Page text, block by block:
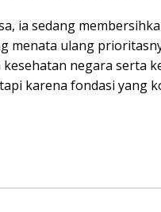
ia sedang
menata ulang
negara serta
karena fondasi yang